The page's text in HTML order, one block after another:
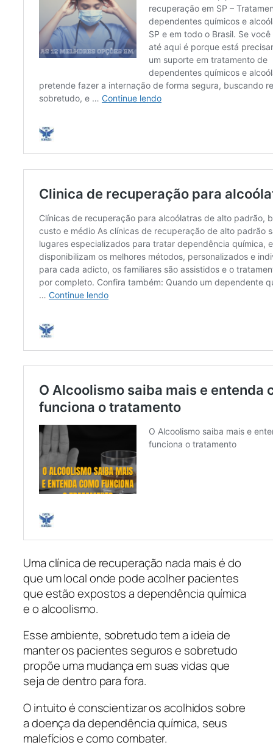
Uma clínica de recuperação nada mais é do
que um local onde pode acolher pacientes
que estão expostos a dependência química
e o alcoolismo.
Esse ambiente, sobretudo tem a ideia de
manter os pacientes seguros e sobretudo
propõe uma mudança em suas vidas que
seja de dentro para fora.
O intuito é conscientizar os acolhidos sobre
a doença da dependência química, seus
malefícios e como combater.